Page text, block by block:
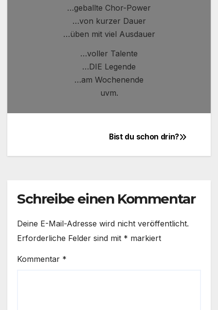
…geballte Chor-Power
…von kurzer Dauer
…üben mit viel Ausdauer
…voller Talente
…DIE Legende
…am Wochenende
uvm.
Beitragsnavigation
Bist du schon drin?
Schreibe einen Kommentar
Deine E-Mail-Adresse wird nicht veröffentlicht.
Erforderliche Felder sind mit * markiert
Kommentar *